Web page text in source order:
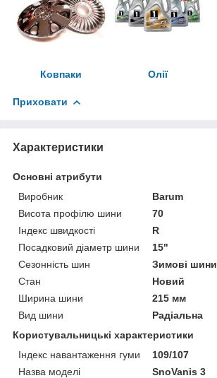
Ковпаки Олії
Приховати
Характеристики
Основні атрибути
Виробник
Barum
Висота профілю шини
70
Індекс швидкості
R
Посадковий діаметр шини
15"
Сезонність шин
Зимові шини
Стан
Новий
Ширина шини
215 мм
Вид шини
Радіальна
Користувальницькі характеристики
Індекс навантаження гуми
109/107
Назва моделі
SnoVanis 3